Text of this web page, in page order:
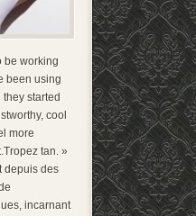
be working
been using
started
cool
more
tan. »
depuis des
incarnant